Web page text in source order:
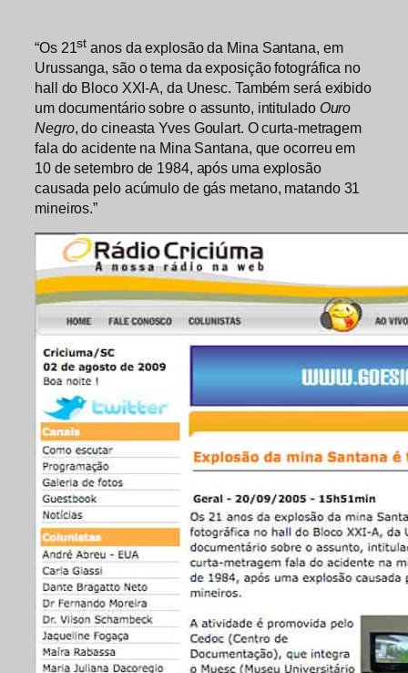
“Os 21st anos da explosão da Mina Santana, em
Urussanga, são o tema da exposição fotográfica no
hall do Bloco XXI-A, da Unesc. Também será exibido
um documentário sobre o assunto, intitulado Ouro
Negro, do cineasta Yves Goulart. O curta-metragem
fala do acidente na Mina Santana, que ocorreu em
10 de setembro de 1984, após uma explosão
causada pelo acúmulo de gás metano, matando 31
mineiros.”